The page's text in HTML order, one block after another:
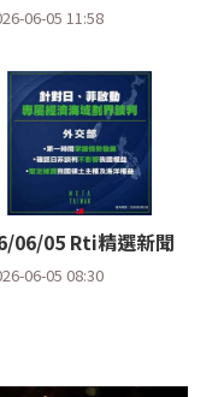
06-05 11:58
06/05 Rti精選新聞
06-05 08:30